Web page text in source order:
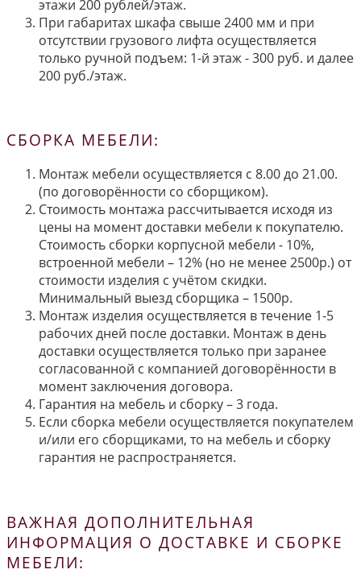
этажи 200 рублей/этаж.
При габаритах шкафа свыше 2400 мм и при
отсутствии грузового лифта осуществляется
только ручной подъем: 1-й этаж - 300 руб. и далее
200 руб./этаж.
СБОРКА МЕБЕЛИ:
Монтаж мебели осуществляется с 8.00 до 21.00.
(по договорённости со сборщиком).
Стоимость монтажа рассчитывается исходя из
цены на момент доставки мебели к покупателю.
Стоимость сборки корпусной мебели - 10%,
встроенной мебели – 12% (но не менее 2500р.) от
стоимости изделия с учётом скидки.
Минимальный выезд сборщика – 1500р.
Монтаж изделия осуществляется в течение 1-5
рабочих дней после доставки. Монтаж в день
доставки осуществляется только при заранее
согласованной с компанией договорённости в
момент заключения договора.
Гарантия на мебель и сборку – 3 года.
Если сборка мебели осуществляется покупателем
и/или его сборщиками, то на мебель и сборку
гарантия не распространяется.
ВАЖНАЯ ДОПОЛНИТЕЛЬНАЯ
ИНФОРМАЦИЯ О ДОСТАВКЕ И СБОРКЕ
МЕБЕЛИ: